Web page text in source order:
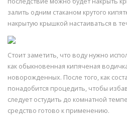
залить одним стаканом крутого
накрытую крышкой настаиваться в
Стоит заметить, что воду нужно
как обыкновенная кипяченая
новорожденных. После того, как
понадобится процедить, чтобы
следует остудить до комнатной
средство готово к применению.